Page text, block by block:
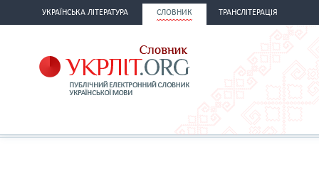
УКРАЇНСЬКА ЛІТЕРАТУРА СЛОВНИК ТРАНСЛІТЕРАЦІЯ